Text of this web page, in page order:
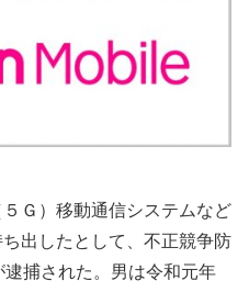
Ｇ）移動通信システムなど
出したとして、不正競争防
捕された。男は令和元年